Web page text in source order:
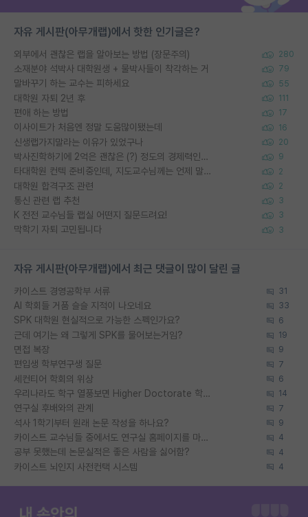
자유 게시판(아무개랩)에서 핫한 인기글은?
외부에서 괜찮은 랩을 알아보는 방법 (장문주의) 280
소재분야 석박사 대학원생 + 물박사들이 착각하는 거 79
말바꾸기 하는 교수는 피하세요 55
대학원 자퇴 2년 후 111
편애 하는 방법 17
이사이트가 처음엔 정말 도움많이됐는데 16
신생랩가지말라는 이유가 있었구나 20
박사진학하기에 2억은 괜찮은 (?) 정도의 경제력인가요 9
타대학원 컨텍 준비중인데, 지도교수님께는 언제 말씀드려야 할까요? 2
대학원 합격구조 관련 2
통신 관련 랩 추천 3
K 전전 교수님들 랩실 어떤지 질문드려요! 3
막학기 자퇴 고민됩니다 3
자유 게시판(아무개랩)에서 최근 댓글이 많이 달린 글
카이스트 경영공학부 서류 31
AI 학회들 거품 슬슬 지적이 나오네요 33
SPK 대학원 현실적으로 가능한 스펙인가요? 6
근데 여기는 왜 그렇게 SPK를 물어보는거임? 19
면접 복장 9
편입생 학부연구생 질문 7
세컨티어 학회의 위상 6
우리나라도 학구 열풍보면 Higher Doctorate 학위가 필요하다고 봅니다. 14
연구실 후배와의 관계 7
석사 1학기부터 원래 논문 작성을 하나요? 9
카이스트 교수님들 중에서도 연구실 홈페이지를 마련 안 하신 분들이 계시던데 4
공부 못했는데 논문실적은 좋은 사람을 싫어함? 4
카이스트 뇌인지 사전컨택 시스템 4